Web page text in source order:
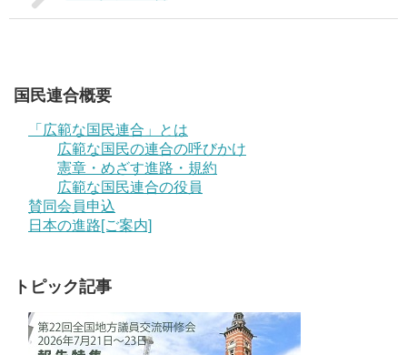
国民連合概要
「広範な国民連合」とは
広範な国民の連合の呼びかけ
憲章・めざす進路・規約
広範な国民連合の役員
賛同会員申込
日本の進路[ご案内]
トピック記事